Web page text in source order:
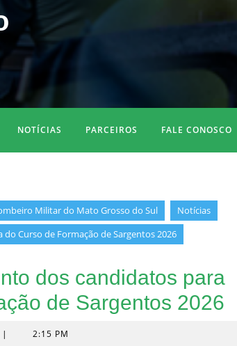
NOTÍCIAS PARCEIROS FALE CONOSCO
Militar do Mato Grosso do Sul
Notícias
Curso de Formação de Sargentos 2026
dos candidatos para
de Sargentos 2026
| 2:15 PM